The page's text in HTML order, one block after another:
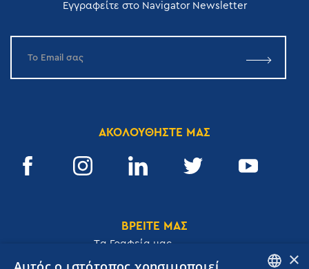
Εγγραφείτε στο Navigator Newsletter
ΑΚΟΛΟΥΘΗΣΤΕ ΜΑΣ
ΒΡΕΙΤΕ ΜΑΣ
Tα Γραφεία μας
×